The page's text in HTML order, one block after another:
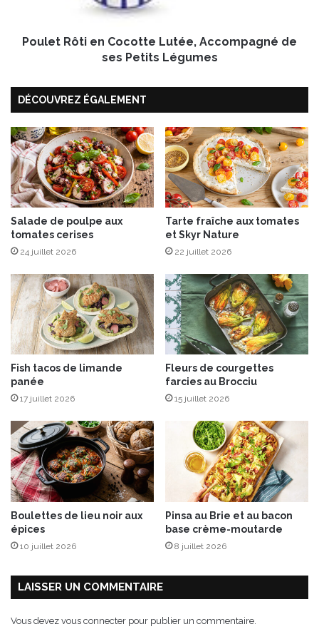
d
e
G
a
l
e
t
t
e
d
P
o
m
m
e
s
d
e
s
h
a
m
p
s
C
c
o
t
t
e
L
u
t
é
e
A
c
c
o
m
p
a
g
n
d
e
s
e
s
P
e
t
i
g
Poulet Rôti en Cocotte Lutée, Accompagné de
ses Petits Légumes
DÉCOUVREZ ÉGALEMENT
Salade de poulpe aux
tomates cerises
24 juillet 2026
Tarte fraîche aux tomates
et Skyr Nature
22 juillet 2026
Fish tacos de limande
panée
17 juillet 2026
Fleurs de courgettes
farcies au Brocciu
15 juillet 2026
Boulettes de lieu noir aux
épices
10 juillet 2026
Pinsa au Brie et au bacon
base crème-moutarde
8 juillet 2026
LAISSER UN COMMENTAIRE
Vous devez vous connecter pour publier un commentaire.